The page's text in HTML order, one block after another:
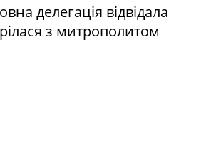
делегація відвідала
з митрополитом